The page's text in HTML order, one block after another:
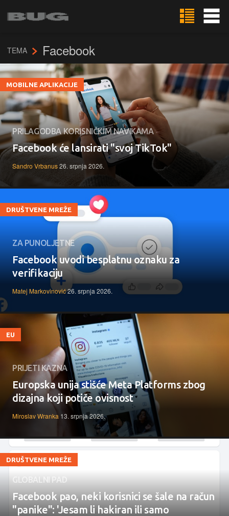
TEMA Facebook
MOBILNE APLIKACIJE
PRILAGODBA KORISNIČKIM NAVIKAMA
Facebook će lansirati "svoj TikTok"
Sandro Vrbanus26. srpnja 2026.
DRUŠTVENE MREŽE
ZA PUNOLJETNE
Facebook uvodi besplatnu oznaku za
verifikaciju
Matej Markovinović26. srpnja 2026.
EU
PRIJETI KAZNA
Europska unija stišće Meta Platforms zbog
dizajna koji potiče ovisnost
Miroslav Wranka 13. srpnja 2026.
DRUŠTVENE MREŽE
GLOBALNI PAD
Facebook pao, neki korisnici se šale na račun
"panike": 'Jesam li hakiran ili samo